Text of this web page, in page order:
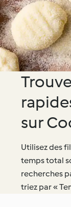
sur
Utilisez des
temps total
recherches
triez par «